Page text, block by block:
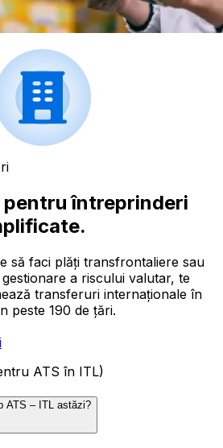
pentru întreprinderi
să faci plăți transfrontaliere sau
a riscului valutar, te
transferuri internaționale în
peste 190 de țări.
ATS în ITL)
ATS – ITL astăzi?